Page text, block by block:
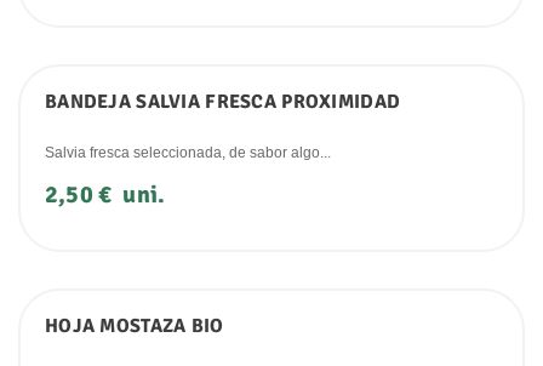
BANDEJA SALVIA FRESCA PROXIMIDAD
Salvia fresca seleccionada, de sabor algo...
Precio
2,50 € uni.
HOJA MOSTAZA BIO